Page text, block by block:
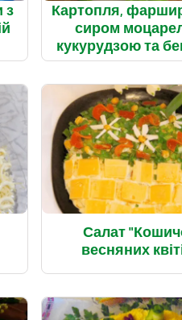
з
Картопля,
сиром
кукурудзою та
Салат
весняних